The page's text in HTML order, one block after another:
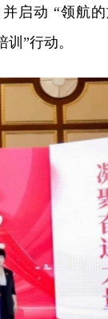
启动 “领航
”行动。